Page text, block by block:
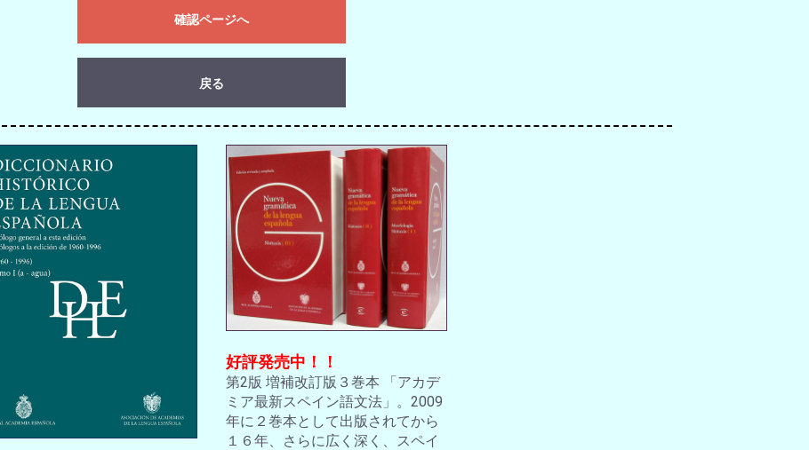
確認ページへ
戻る
好評発売中！！
第2版 増補改訂版３巻本 「アカデ
ミア最新スペイン語文法」。2009
年に２巻本として出版されてから
１６年、さらに広く深く、スペイ